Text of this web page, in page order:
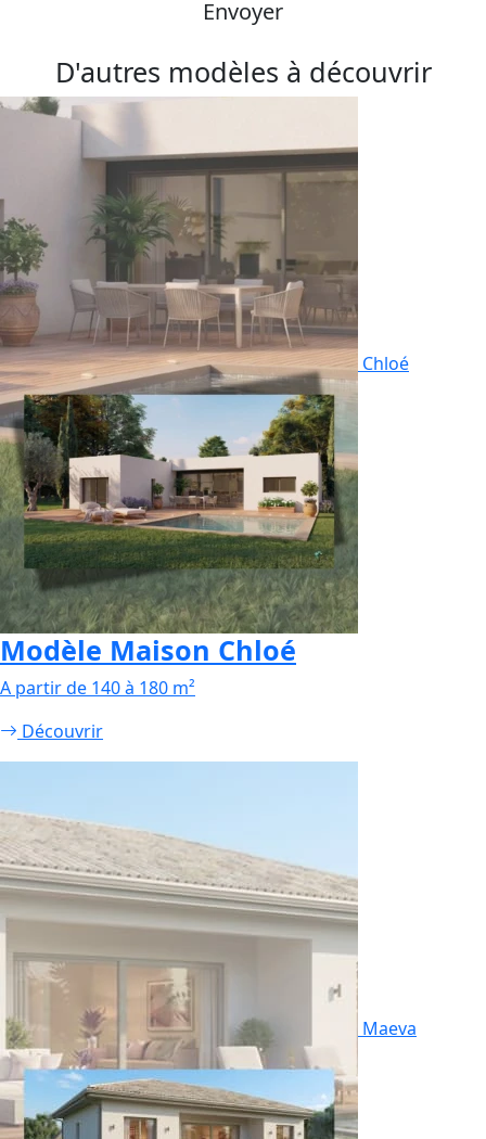
Envoyer
D'autres modèles à découvrir
Chloé
Modèle Maison Chloé
A partir de 140 à 180 m²
Découvrir
Maeva